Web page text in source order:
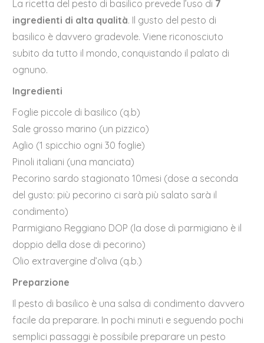
La ricetta del pesto di basilico prevede l’uso di 7
ingredienti di alta qualità. Il gusto del pesto di
basilico è davvero gradevole. Viene riconosciuto
subito da tutto il mondo, conquistando il palato di
ognuno.
Ingredienti
Foglie piccole di basilico (q.b)
Sale grosso marino (un pizzico)
Aglio (1 spicchio ogni 30 foglie)
Pinoli italiani (una manciata)
Pecorino sardo stagionato 10mesi (dose a seconda
del gusto: più pecorino ci sarà più salato sarà il
condimento)
Parmigiano Reggiano DOP (la dose di parmigiano è il
doppio della dose di pecorino)
Olio extravergine d’oliva (q.b.)
Preparzione
Il pesto di basilico è una salsa di condimento davvero
facile da preparare. In pochi minuti e seguendo pochi
semplici passaggi è possibile preparare un pesto